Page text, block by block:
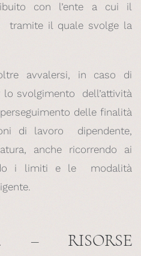
con l’ente a cui il
tramite il quale svolge la
avvalersi, in caso di
lo svolgimento dell’attività
delle finalità
di lavoro dipendente,
anche ricorrendo ai
i limiti e le modalità
– RISORSE